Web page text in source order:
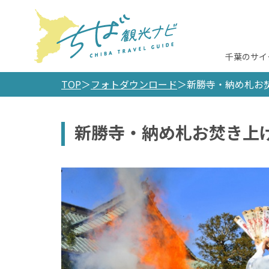
千葉のサ
TOP フォトダウンロード 新勝寺・納め札
新勝寺・納め札お焚き